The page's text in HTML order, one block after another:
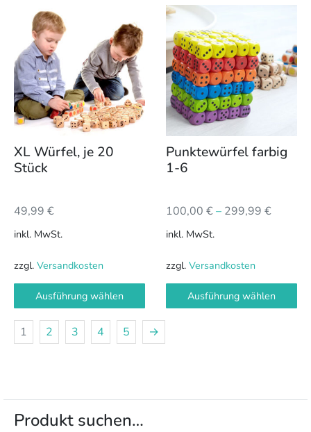
XL Würfel, je 20
Stück
49,99 €
inkl. MwSt.
zzgl. Versandkosten
Ausführung wählen
Dieses
Produkt
weist
mehrere
Varianten
auf.
Die
Optionen
können
auf
gewählt
werden
Punktewürfel farbig
1-6
100,00 €– 299,99 €
inkl. MwSt.
zzgl. Versandkosten
Ausführung wählen
Dieses
Produkt
weist
mehrere
Varianten
auf.
Die
Optionen
können
auf
gewählt
werden
1 2 3 4 5 →
Produkt suchen…